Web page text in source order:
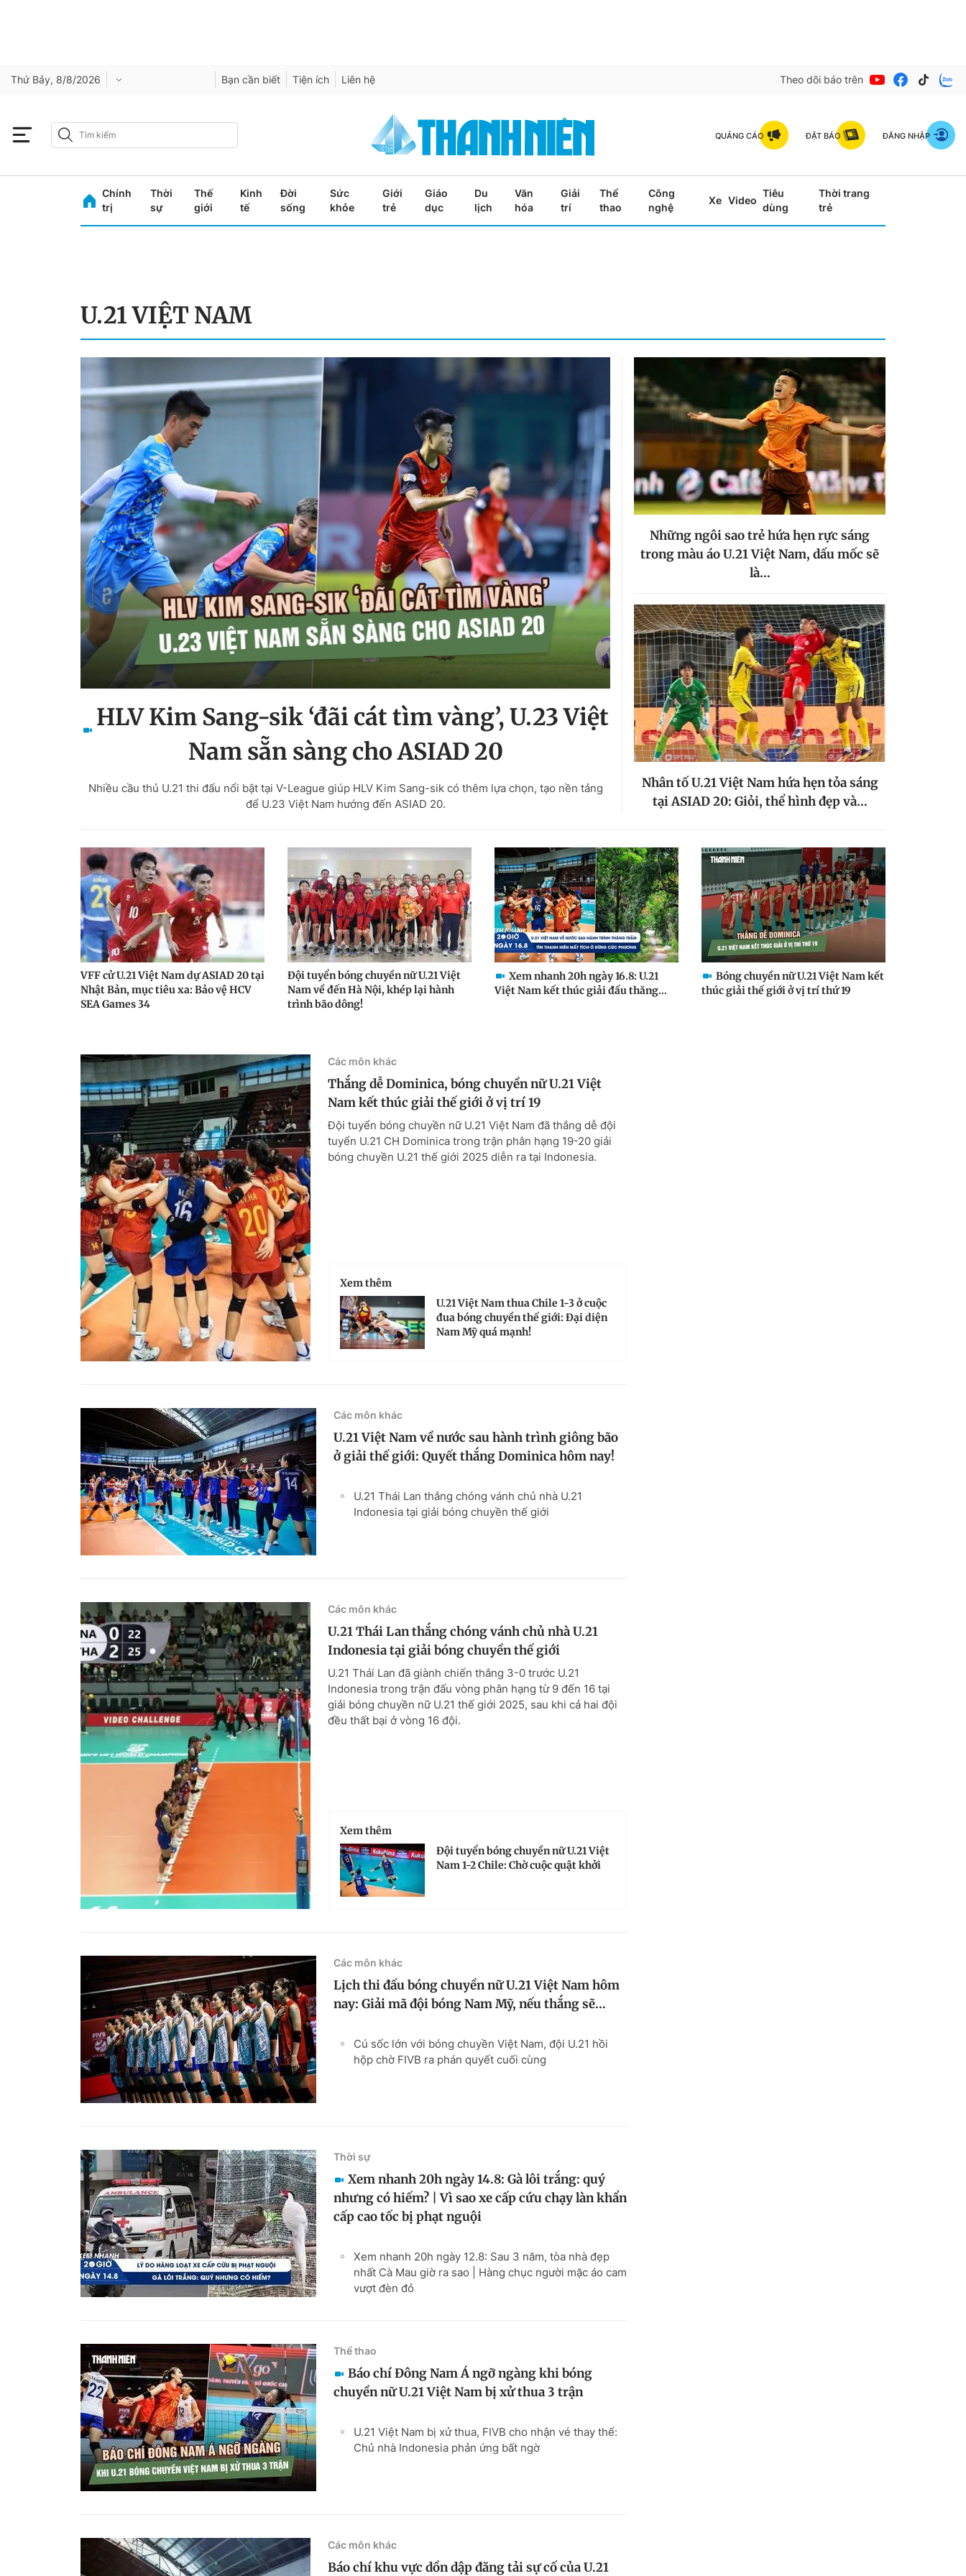
Thứ Bảy, 8/8/2026 Bạn cần biết Tiện ích Liên hệ Theo dõi báo trên
QUẢNG CÁO ĐẶT BÁO ĐĂNG NHẬP
Chính
trị
Thời
sự
Thế
giới
Kinh
tế
Đời
sống
Sức
khỏe
Giới
trẻ
Giáo
dục
Du
lịch
Văn
hóa
Giải
trí
Thể
thao
Công
nghệ
Xe Video
Tiêu
dùng
Thời trang
trẻ
U.21 VIỆT NAM
HLV Kim Sang-sik ‘đãi cát tìm vàng’, U.23 Việt
Nam sẵn sàng cho ASIAD 20
Nhiều cầu thủ U.21 thi đấu nổi bật tại V-League giúp HLV Kim Sang-sik có thêm lựa chọn, tạo nền tảng
để U.23 Việt Nam hướng đến ASIAD 20.
Những ngôi sao trẻ hứa hẹn rực sáng
trong màu áo U.21 Việt Nam, dấu mốc sẽ
là…
Nhân tố U.21 Việt Nam hứa hẹn tỏa sáng
tại ASIAD 20: Giỏi, thể hình đẹp và…
VFF cử U.21 Việt Nam dự ASIAD 20 tại
Nhật Bản, mục tiêu xa: Bảo vệ HCV
SEA Games 34
Đội tuyển bóng chuyền nữ U.21 Việt
Nam về đến Hà Nội, khép lại hành
trình bão dông!
Xem nhanh 20h ngày 16.8: U.21
Việt Nam kết thúc giải đấu thăng...
Bóng chuyền nữ U.21 Việt Nam kết
thúc giải thế giới ở vị trí thứ 19
Các môn khác
Thắng dễ Dominica, bóng chuyền nữ U.21 Việt
Nam kết thúc giải thế giới ở vị trí 19
Đội tuyển bóng chuyền nữ U.21 Việt Nam đã thắng dễ đội
tuyển U.21 CH Dominica trong trận phân hạng 19-20 giải
bóng chuyền U.21 thế giới 2025 diễn ra tại Indonesia.
Xem thêm
U.21 Việt Nam thua Chile 1-3 ở cuộc
đua bóng chuyền thế giới: Đại diện
Nam Mỹ quá mạnh!
Các môn khác
U.21 Việt Nam về nước sau hành trình giông bão
ở giải thế giới: Quyết thắng Dominica hôm nay!
U.21 Thái Lan thắng chóng vánh chủ nhà U.21
Indonesia tại giải bóng chuyền thế giới
Các môn khác
U.21 Thái Lan thắng chóng vánh chủ nhà U.21
Indonesia tại giải bóng chuyền thế giới
U.21 Thái Lan đã giành chiến thắng 3-0 trước U.21
Indonesia trong trận đấu vòng phân hạng từ 9 đến 16 tại
giải bóng chuyền nữ U.21 thế giới 2025, sau khi cả hai đội
đều thất bại ở vòng 16 đội.
Xem thêm
Đội tuyển bóng chuyền nữ U.21 Việt
Nam 1-2 Chile: Chờ cuộc quật khởi
Các môn khác
Lịch thi đấu bóng chuyền nữ U.21 Việt Nam hôm
nay: Giải mã đội bóng Nam Mỹ, nếu thắng sẽ…
Cú sốc lớn với bóng chuyền Việt Nam, đội U.21 hồi
hộp chờ FIVB ra phán quyết cuối cùng
Thời sự
Xem nhanh 20h ngày 14.8: Gà lôi trắng: quý
nhưng có hiếm? | Vì sao xe cấp cứu chạy làn khẩn
cấp cao tốc bị phạt nguội
Xem nhanh 20h ngày 12.8: Sau 3 năm, tòa nhà đẹp
nhất Cà Mau giờ ra sao | Hàng chục người mặc áo cam
vượt đèn đỏ
Thể thao
Báo chí Đông Nam Á ngỡ ngàng khi bóng
chuyền nữ U.21 Việt Nam bị xử thua 3 trận
U.21 Việt Nam bị xử thua, FIVB cho nhận vé thay thế:
Chủ nhà Indonesia phản ứng bất ngờ
Các môn khác
Báo chí khu vực dồn dập đăng tải sự cố của U.21